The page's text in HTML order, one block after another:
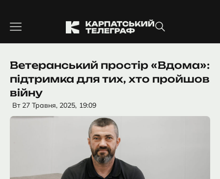
вмісту
Ветеранський простір «Вдома»:
підтримка для тих, хто пройшов
війну
Вт 27 Травня, 2025, 19:09